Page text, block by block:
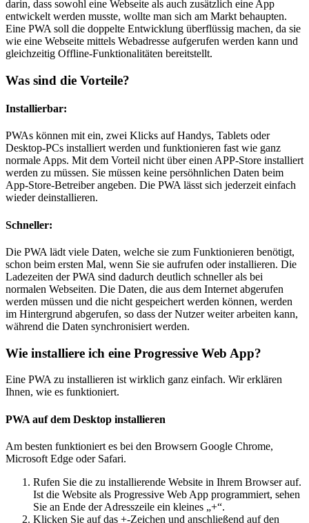
darin, dass sowohl eine Webseite als auch zusätzlich eine App
entwickelt werden musste, wollte man sich am Markt behaupten.
Eine PWA soll die doppelte Entwicklung überflüssig machen, da sie
wie eine Webseite mittels Webadresse aufgerufen werden kann und
gleichzeitig Offline-Funktionalitäten bereitstellt.
Was sind die Vorteile?
Installierbar:
PWAs können mit ein, zwei Klicks auf Handys, Tablets oder
Desktop-PCs installiert werden und funktionieren fast wie ganz
normale Apps. Mit dem Vorteil nicht über einen APP-Store installiert
werden zu müssen. Sie müssen keine persöhnlichen Daten beim
App-Store-Betreiber angeben. Die PWA lässt sich jederzeit einfach
wieder deinstallieren.
Schneller:
Die PWA lädt viele Daten, welche sie zum Funktionieren benötigt,
schon beim ersten Mal, wenn Sie sie aufrufen oder installieren. Die
Ladezeiten der PWA sind dadurch deutlich schneller als bei
normalen Webseiten. Die Daten, die aus dem Internet abgerufen
werden müssen und die nicht gespeichert werden können, werden
im Hintergrund abgerufen, so dass der Nutzer weiter arbeiten kann,
während die Daten synchronisiert werden.
Wie installiere ich eine Progressive Web App?
Eine PWA zu installieren ist wirklich ganz einfach. Wir erklären
Ihnen, wie es funktioniert.
PWA auf dem Desktop installieren
Am besten funktioniert es bei den Browsern Google Chrome,
Microsoft Edge oder Safari.
Rufen Sie die zu installierende Website in Ihrem Browser auf.
Ist die Website als Progressive Web App programmiert, sehen
Sie an Ende der Adresszeile ein kleines „+“.
Klicken Sie auf das +-Zeichen und anschließend auf den